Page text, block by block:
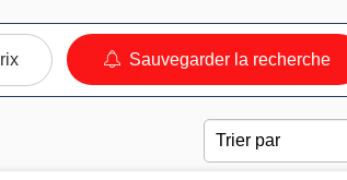
Sauvegarder la recherche